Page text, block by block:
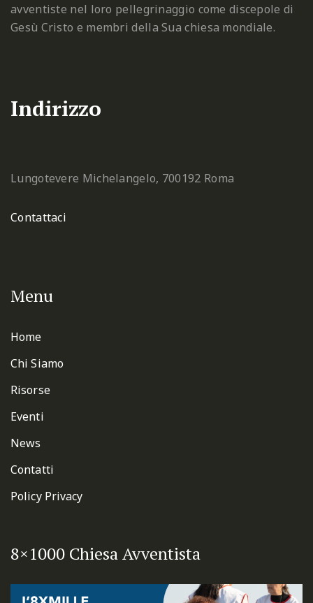
avventiste nel loro pellegrinaggio come discepole di
Gesù Cristo e membri della Sua chiesa mondiale.
Indirizzo
Lungotevere Michelangelo, 700192 Roma
Contattaci
Menu
Home
Chi Siamo
Risorse
Eventi
News
Contatti
Policy Privacy
8×1000 Chiesa Avventista